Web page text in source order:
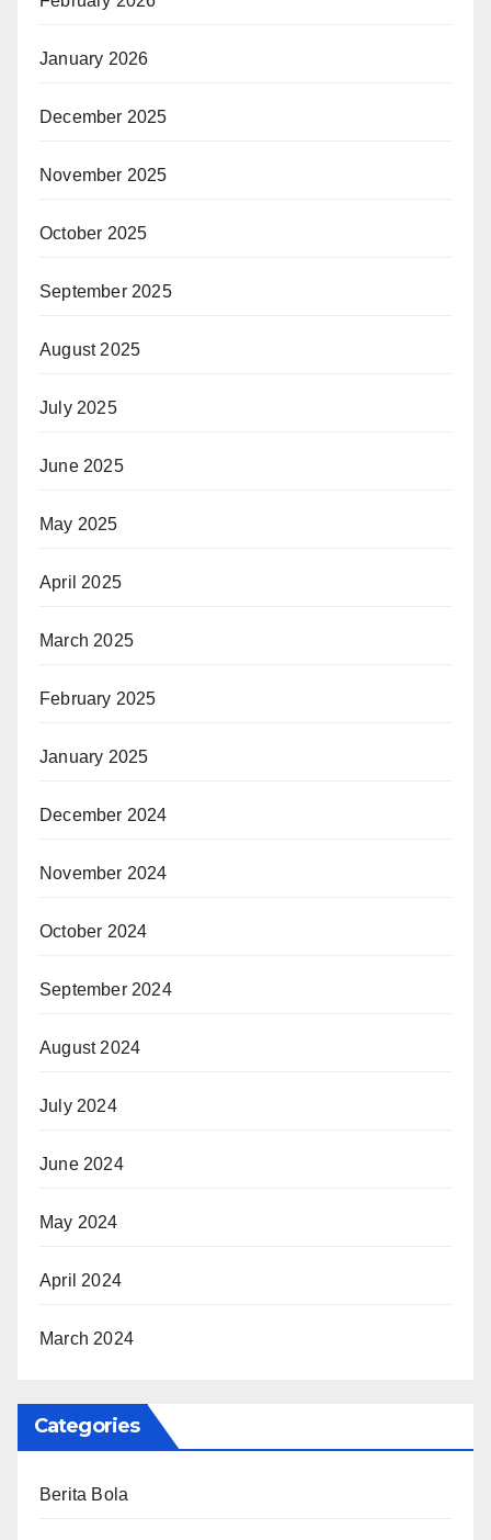
January 2026
December 2025
November 2025
October 2025
September 2025
August 2025
July 2025
June 2025
May 2025
April 2025
March 2025
February 2025
January 2025
December 2024
November 2024
October 2024
September 2024
August 2024
July 2024
June 2024
May 2024
April 2024
March 2024
Categories
Berita Bola